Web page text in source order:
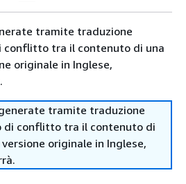
tramite traduzione
conflitto tra il contenuto di una
originale in Inglese,
tramite traduzione
di conflitto tra il contenuto di
originale in Inglese,